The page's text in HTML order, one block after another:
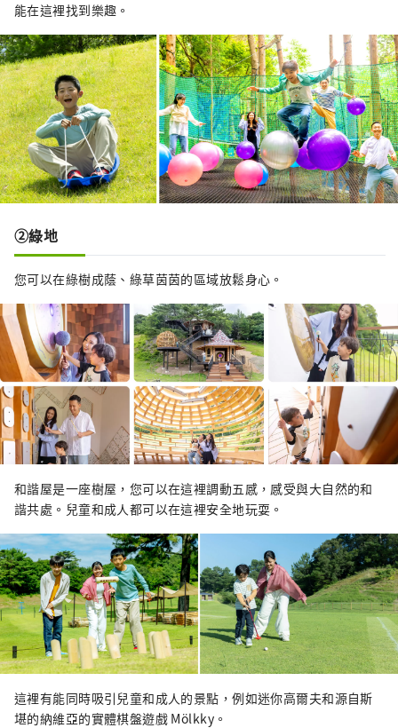
能在這裡找到樂趣。
②綠地
您可以在綠樹成蔭、綠草茵茵的區域放鬆身心。
和諧屋是一座樹屋，您可以在這裡調動五感，感受與大自然的和
諧共處。兒童和成人都可以在這裡安全地玩耍。
這裡有能同時吸引兒童和成人的景點，例如迷你高爾夫和源自斯
堪的納​​維亞的實體棋盤遊戲 Mölkky。